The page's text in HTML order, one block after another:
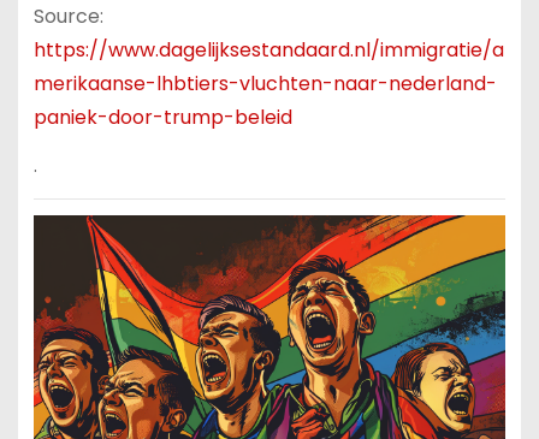
Source:
https://www.dagelijksestandaard.nl/immigratie/a
merikaanse-lhbtiers-vluchten-naar-nederland-
paniek-door-trump-beleid
.